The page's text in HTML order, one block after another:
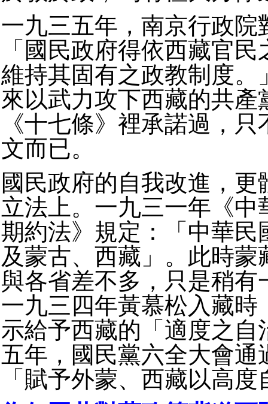
一九三五年，南京行政院
「國民政府得依西藏官
維持其固有之政教制度。
來以武力攻下西藏的共產
《十七條》裡承諾過，
文而已。
國民政府的自我改進，更
立法上。一九三一年《中
期約法》規定：「中華民
及蒙古、西藏」。此時蒙
與各省差不多，只是稍有
一九三四年黃慕松入藏時
示給予西藏的「適度之自
五年，國民黨六全大會通
「賦予外蒙、西藏以高